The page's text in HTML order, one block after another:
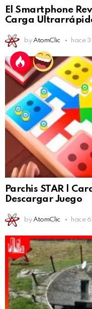
El Smartphone
Carga
by AtomClic hace
Parchis STAR |
Descargar Juego
by AtomClic hace